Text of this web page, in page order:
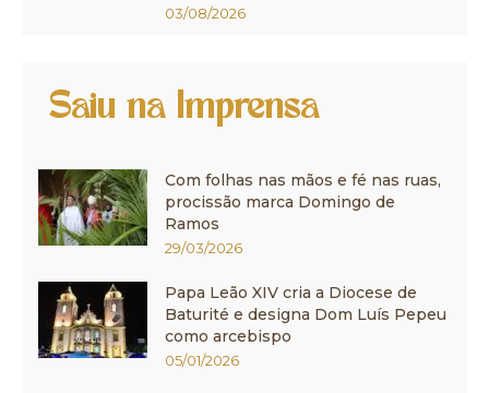
03/08/2026
Saiu na Imprensa
Com folhas nas mãos e fé nas ruas,
procissão marca Domingo de
Ramos
29/03/2026
Papa Leão XIV cria a Diocese de
Baturité e designa Dom Luís Pepeu
como arcebispo
05/01/2026